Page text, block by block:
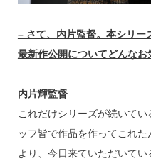
– さて、内片監督。本シリー
最新作公開についてどんなお
内片輝監督
これだけシリーズが続いて
ッフ皆で作品を作ってこれ
より、今日来ていただいて